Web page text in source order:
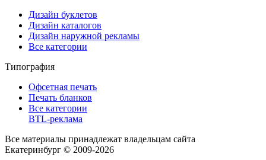
Дизайн буклетов
Дизайн каталогов
Дизайн наружной рекламы
Все категории
Типография
Офсетная печать
Печать бланков
Все категории
BTL-реклама
Все материалы принадлежат владельцам сайта
Екатеринбург © 2009-2026